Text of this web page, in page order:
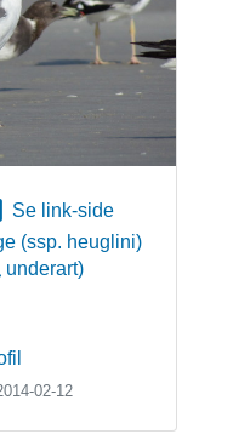
Se link-side
(ssp. heuglini)
underart)
02-12